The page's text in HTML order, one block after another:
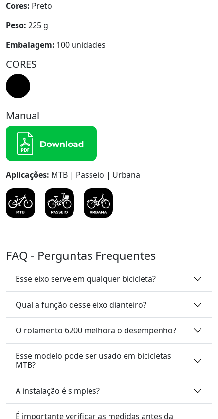
Cores: Preto
Peso: 225 g
Embalagem: 100 unidades
CORES
Manual
Aplicações: MTB | Passeio | Urbana
FAQ - Perguntas Frequentes
Esse eixo serve em qualquer bicicleta?
Qual a função desse eixo dianteiro?
O rolamento 6200 melhora o desempenho?
Esse modelo pode ser usado em bicicletas
MTB?
A instalação é simples?
É importante verificar as medidas antes da